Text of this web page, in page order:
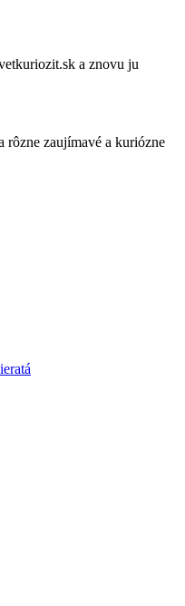
a znovu ju
rôzne zaujímavé a kuriózne